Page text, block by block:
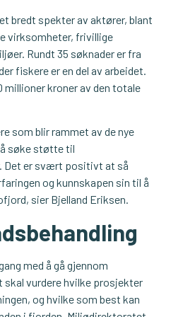
bredt spekter av aktører, blant
virksomheter, frivillige
Rundt 35 søknader er fra
fiskere er en del av arbeidet.
millioner kroner av den totale
som blir rammet av de nye
søke støtte til
Det er svært positivt at så
og kunnskapen sin til å
sier Bjelland Eriksen.
med å gå gjennom
vurdere hvilke prosjekter
og hvilke som best kan